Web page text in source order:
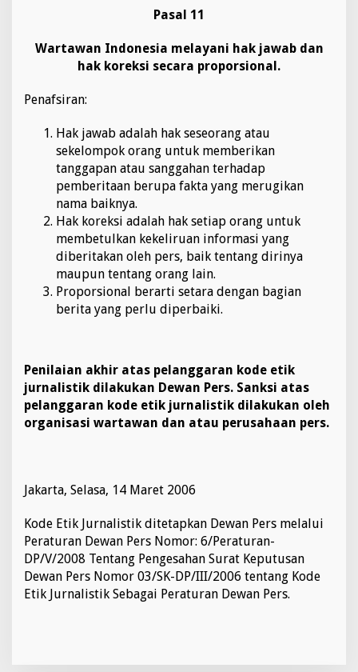
Pasal 11
Wartawan Indonesia melayani hak jawab dan
hak koreksi secara proporsional.
Penafsiran:
Hak jawab adalah hak seseorang atau
sekelompok orang untuk memberikan
tanggapan atau sanggahan terhadap
pemberitaan berupa fakta yang merugikan
nama baiknya.
Hak koreksi adalah hak setiap orang untuk
membetulkan kekeliruan informasi yang
diberitakan oleh pers, baik tentang dirinya
maupun tentang orang lain.
Proporsional berarti setara dengan bagian
berita yang perlu diperbaiki.
Penilaian akhir atas pelanggaran kode etik
jurnalistik dilakukan Dewan Pers. Sanksi atas
pelanggaran kode etik jurnalistik dilakukan oleh
organisasi wartawan dan atau perusahaan pers.
Jakarta, Selasa, 14 Maret 2006
Kode Etik Jurnalistik ditetapkan Dewan Pers melalui
Peraturan Dewan Pers Nomor: 6/Peraturan-
DP/V/2008 Tentang Pengesahan Surat Keputusan
Dewan Pers Nomor 03/SK-DP/III/2006 tentang Kode
Etik Jurnalistik Sebagai Peraturan Dewan Pers.